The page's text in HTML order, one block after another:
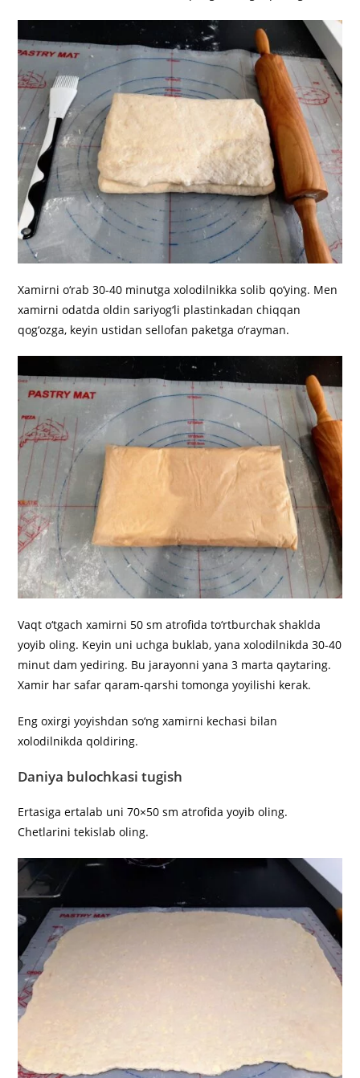
Xamirni o‘rab 30-40 minutga xolodilnikka solib qo‘ying. Men
xamirni odatda oldin sariyog‘li plastinkadan chiqqan
qog‘ozga, keyin ustidan sellofan paketga o‘rayman.
Vaqt o‘tgach xamirni 50 sm atrofida to‘rtburchak shaklda
yoyib oling. Keyin uni uchga buklab, yana xolodilnikda 30-40
minut dam yediring. Bu jarayonni yana 3 marta qaytaring.
Xamir har safar qaram-qarshi tomonga yoyilishi kerak.
Eng oxirgi yoyishdan so‘ng xamirni kechasi bilan
xolodilnikda qoldiring.
Daniya bulochkasi tugish
Ertasiga ertalab uni 70×50 sm atrofida yoyib oling.
Chetlarini tekislab oling.